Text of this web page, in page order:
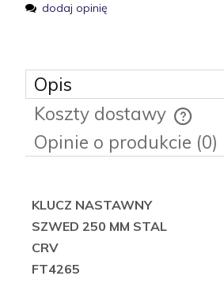
dodaj opinię
Opis
Koszty dostawy
Cena nie zawiera ewentualnych
Opinie o produkcie (0)
KLUCZ NASTAWNY
SZWED 250 MM STAL
CRV
FT4265